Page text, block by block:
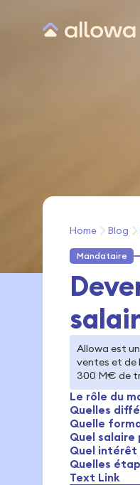
Home Blog
Mandataire
Allowa est
ventes et de
300 M€ de
Le rôle du
Quelles
Quelle
Quel salaire
Quel intérêt
Quelles
Text Link